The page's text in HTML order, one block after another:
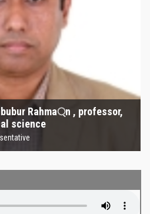
Rahma্‌n , professor,
science
Mahbubur
Department
science
Representative